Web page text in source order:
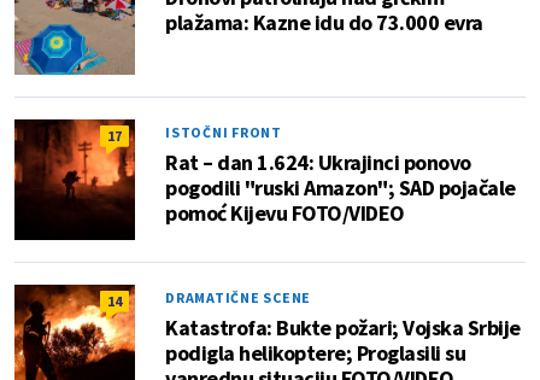
plažama: Kazne idu do 73.000 evra
17 ISTOČNI FRONT
Rat – dan 1.624: Ukrajinci ponovo
pogodili "ruski Amazon"; SAD pojačale
pomoć Kijevu FOTO/VIDEO
14 DRAMATIČNE SCENE
Katastrofa: Bukte požari; Vojska Srbije
podigla helikoptere; Proglasili su